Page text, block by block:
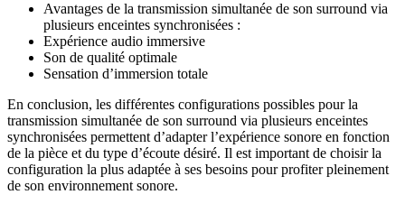
Avantages de la transmission simultanée de son surround via
plusieurs enceintes synchronisées :
Expérience audio immersive
Son de qualité optimale
Sensation d’immersion totale
En conclusion, les différentes configurations possibles pour la
transmission simultanée de son surround via plusieurs enceintes
synchronisées permettent d’adapter l’expérience sonore en fonction
de la pièce et du type d’écoute désiré. Il est important de choisir la
configuration la plus adaptée à ses besoins pour profiter pleinement
de son environnement sonore.